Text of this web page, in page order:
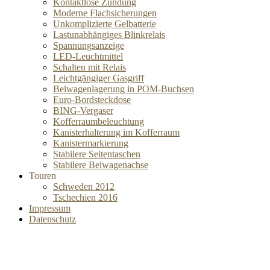
Kontaktlose Zündung
Moderne Flachsicherungen
Unkomplizierte Gelbatterie
Lastunabhängiges Blinkrelais
Spannungsanzeige
LED-Leuchtmittel
Schalten mit Relais
Leichtgängiger Gasgriff
Beiwagenlagerung in POM-Buchsen
Euro-Bordsteckdose
BING-Vergaser
Kofferraumbeleuchtung
Kanisterhalterung im Kofferraum
Kanistermarkierung
Stabilere Seitentaschen
Stabilere Beiwagenachse
Touren
Schweden 2012
Tschechien 2016
Impressum
Datenschutz